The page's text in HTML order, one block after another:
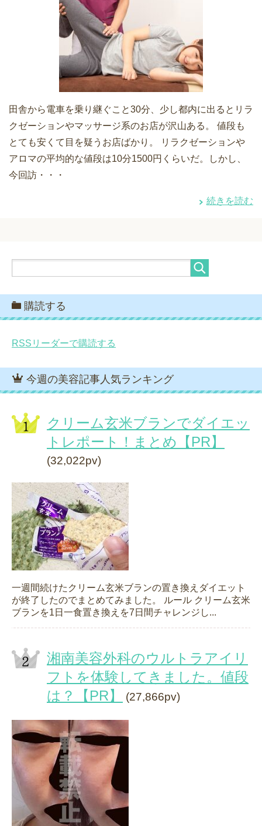
田舎から電車を乗り継ぐこと30分、少し都内に出るとリラ
クゼーションやマッサージ系のお店が沢山ある。 値段も
とても安くて目を疑うお店ばかり。 リラクゼーションや
アロマの平均的な値段は10分1500円くらいだ。しかし、
今回訪・・・
続きを読む
購読する
RSSリーダーで購読する
今週の美容記事人気ランキング
クリーム玄米ブランでダイエッ
トレポート！まとめ【PR】
(32,022pv)
一週間続けたクリーム玄米ブランの置き換えダイエット
が終了したのでまとめてみました。 ルール クリーム玄米
ブランを1日一食置き換えを7日間チャレンジし...
湘南美容外科のウルトラアイリ
フトを体験してきました。値段
は？【PR】
(27,866pv)